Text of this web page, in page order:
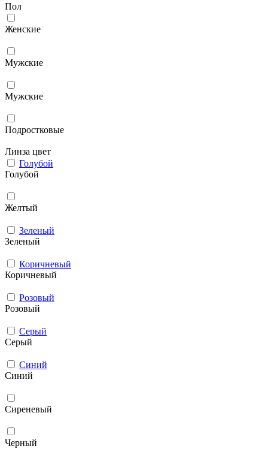
Пол
Женские
Мужcкие
Мужские
Подростковые
Линза цвет
Голубой
Голубой
Желтый
Зеленый
Зеленый
Коричневый
Коричневый
Розовый
Розовый
Серый
Серый
Синий
Синий
Сиреневый
Черный